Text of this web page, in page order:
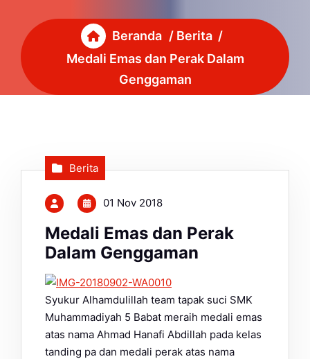
Beranda / Berita/
Medali Emas dan Perak Dalam
Genggaman
Berita
01 Nov 2018
Medali Emas dan Perak
Dalam Genggaman
Syukur Alhamdulillah team tapak suci SMK
Muhammadiyah 5 Babat meraih medali emas
atas nama Ahmad Hanafi Abdillah pada kelas
tanding pa dan medali perak atas nama